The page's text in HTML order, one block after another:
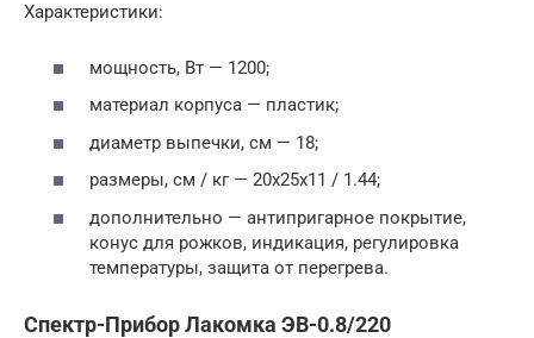
Характеристики:
мощность, Вт — 1200;
материал корпуса — пластик;
диаметр выпечки, см — 18;
размеры, см / кг — 20х25х11 / 1.44;
дополнительно — антипригарное покрытие,
конус для рожков, индикация, регулировка
температуры, защита от перегрева.
Спектр-Прибор Лакомка ЭВ-0.8/220